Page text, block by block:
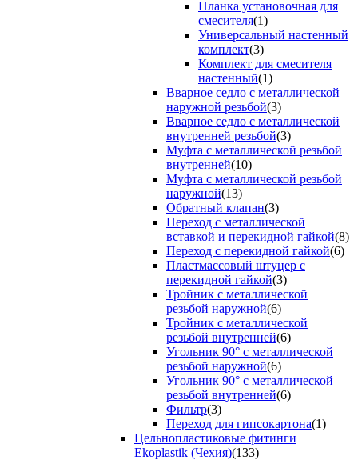
Планка установочная для
смесителя(1)
Универсальный настенный
комплект(3)
Комплект для смесителя
настенный(1)
Вварное седло с металлической
наружной резьбой(3)
Вварное седло с металлической
внутренней резьбой(3)
Муфта с металлической резьбой
внутренней(10)
Муфта с металлической резьбой
наружной(13)
Обратный клапан(3)
Переход с металлической
вставкой и перекидной гайкой(8)
Переход с перекидной гайкой(6)
Пластмассовый штуцер с
перекидной гайкой(3)
Тройник с металлической
резьбой наружной(6)
Тройник с металлической
резьбой внутренней(6)
Угольник 90° с металлической
резьбой наружной(6)
Угольник 90° с металлической
резьбой внутренней(6)
Фильтр(3)
Переход для гипсокартона(1)
Цельнопластиковые фитинги
Ekoplastik (Чехия)(133)